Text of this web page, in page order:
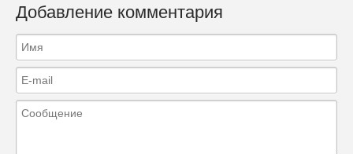
Добавление комментария